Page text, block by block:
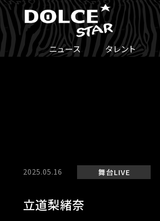
ニュース タレント
2025.05.16 舞台LIVE
立道梨緒奈